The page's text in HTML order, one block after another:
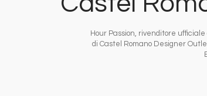
Hour Passion, rivenditore
di Castel Romano Designer